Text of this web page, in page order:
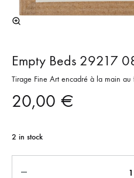
Empty Beds 29217
Tirage Fine Art encadré à la main
20,00 €
2 in stock